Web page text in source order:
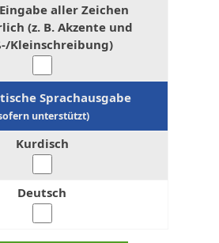
aller Zeichen
(z. B. Akzente und
Kleinschreibung)
Sprachausgabe
unterstützt)
Kurdisch
Deutsch